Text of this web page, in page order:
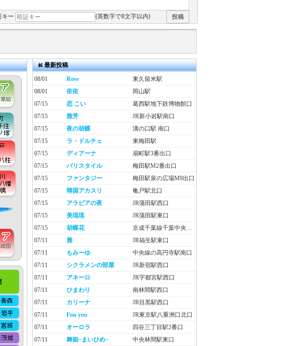
キー (英数字で8文字以内) 投稿
最新投稿
08/01
Rose
東久留米駅
08/01
依依
岡山駅
07/15
恋 こい
葛西駅地下鉄博物館口
07/15
雅芳
JR新小岩駅南口
07/15
夜の胡蝶
溝の口駅 南口
07/15
ラ・ドルチェ
東梅田駅
07/15
ディアーナ
扇町駅3番出口
07/15
バリスタイル
梅田駅M2番出口
07/15
ファンタジー
梅田駅泉の広場M9出口
07/15
韓国アカスリ
亀戸駅北口
07/15
アラビアの夜
JR蒲田駅西口
07/15
美琉琉
JR蒲田駅東口
07/15
胡蝶花
京成千葉線千葉中央駅東口
07/11
雅
JR福生駅東口
07/11
もみーゆ
中央線の高円寺駅南口
07/11
シクラメンの部屋
JR新宿駅西口
07/11
アネーロ
JR宇都宮駅西口
07/11
ひまわり
南林間駅西口
07/11
カリーナ
JR目黒駅西口
07/11
Fou you
JR東京駅八重洲口北口
07/11
オーロラ
四谷三丁目駅2番口
07/11
舞姫~まいひめ~ 中央林間駅東口